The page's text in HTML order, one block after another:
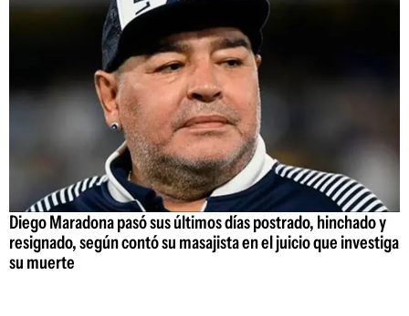
Diego Maradona pasó sus últimos días postrado, hinchado y
resignado, según contó su masajista en el juicio que investiga
su muerte